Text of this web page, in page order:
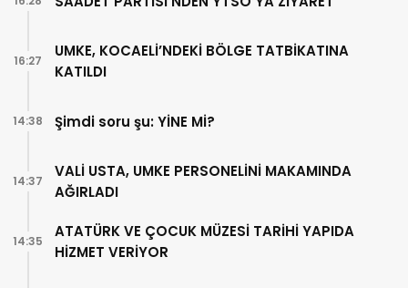
UMKE, KOCAELİ’NDEKİ BÖLGE TATBİKATINA
KATILDI
16:27
Şimdi soru şu: YİNE Mİ?
14:38
VALİ USTA, UMKE PERSONELİNİ MAKAMINDA
AĞIRLADI
14:37
ATATÜRK VE ÇOCUK MÜZESİ TARİHİ YAPIDA
HİZMET VERİYOR
14:35